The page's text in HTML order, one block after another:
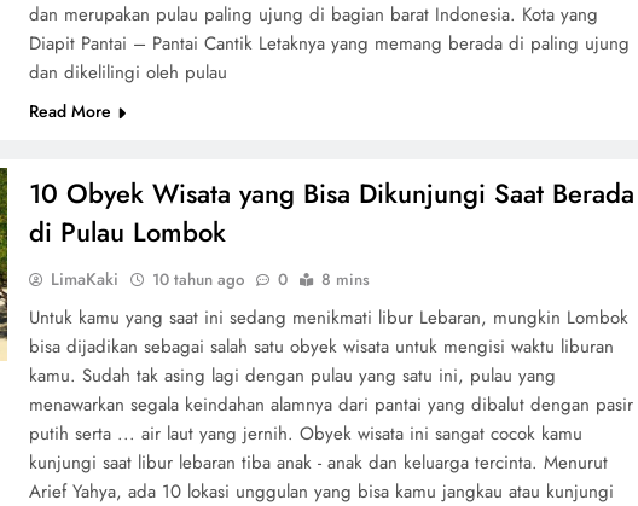
dan merupakan pulau paling ujung di bagian barat Indonesia. Kota yang
Diapit Pantai – Pantai Cantik Letaknya yang memang berada di paling ujung
dan dikelilingi oleh pulau
Read More
10 Obyek Wisata yang Bisa Dikunjungi Saat Berada
di Pulau Lombok
LimaKaki 10 tahun ago 0 8 mins
Untuk kamu yang saat ini sedang menikmati libur Lebaran, mungkin Lombok
bisa dijadikan sebagai salah satu obyek wisata untuk mengisi waktu liburan
kamu. Sudah tak asing lagi dengan pulau yang satu ini, pulau yang
menawarkan segala keindahan alamnya dari pantai yang dibalut dengan pasir
putih serta ... air laut yang jernih. Obyek wisata ini sangat cocok kamu
kunjungi saat libur lebaran tiba anak - anak dan keluarga tercinta. Menurut
Arief Yahya, ada 10 lokasi unggulan yang bisa kamu jangkau atau kunjungi